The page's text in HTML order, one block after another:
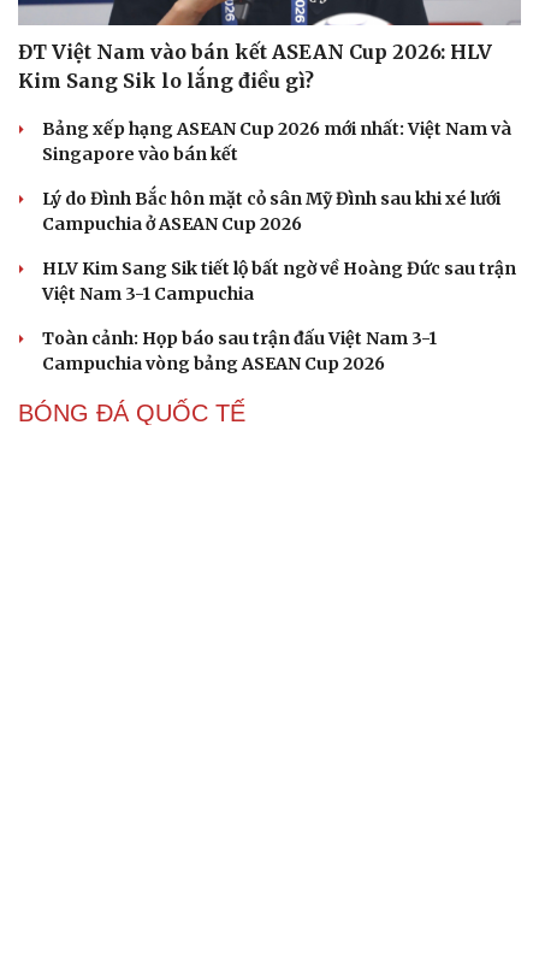
ĐT Việt Nam vào bán kết ASEAN Cup 2026: HLV
Kim Sang Sik lo lắng điều gì?
Bảng xếp hạng ASEAN Cup 2026 mới nhất: Việt Nam và
Singapore vào bán kết
Lý do Đình Bắc hôn mặt cỏ sân Mỹ Đình sau khi xé lưới
Campuchia ở ASEAN Cup 2026
HLV Kim Sang Sik tiết lộ bất ngờ về Hoàng Đức sau trận
Việt Nam 3-1 Campuchia
Toàn cảnh: Họp báo sau trận đấu Việt Nam 3-1
Campuchia vòng bảng ASEAN Cup 2026
BÓNG ĐÁ QUỐC TẾ